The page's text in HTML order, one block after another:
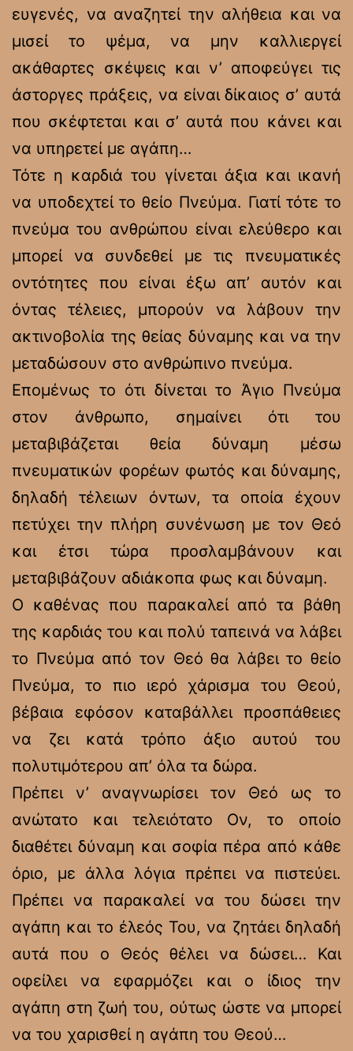
ευγενές, να αναζητεί την αλήθεια και να
μισεί το ψέμα, να μην καλλιεργεί
ακάθαρτες σκέψεις και ν’ αποφεύγει τις
άστοργες πράξεις, να είναι δίκαιος σ’ αυτά
που σκέφτεται και σ’ αυτά που κάνει και
να υπηρετεί με αγάπη…
Τότε η καρδιά του γίνεται άξια και ικανή
να υποδεχτεί το θείο Πνεύμα. Γιατί τότε το
πνεύμα του ανθρώπου είναι ελεύθερο και
μπορεί να συνδεθεί με τις πνευματικές
οντότητες που είναι έξω απ’ αυτόν και
όντας τέλειες, μπορούν να λάβουν την
ακτινοβολία της θείας δύναμης και να την
μεταδώσουν στο ανθρώπινο πνεύμα.
Επομένως το ότι δίνεται το Άγιο Πνεύμα
στον άνθρωπο, σημαίνει ότι του
μεταβιβάζεται θεία δύναμη μέσω
πνευματικών φορέων φωτός και δύναμης,
δηλαδή τέλειων όντων, τα οποία έχουν
πετύχει την πλήρη συνένωση με τον Θεό
και έτσι τώρα προσλαμβάνουν και
μεταβιβάζουν αδιάκοπα φως και δύναμη.
Ο καθένας που παρακαλεί από τα βάθη
της καρδιάς του και πολύ ταπεινά να λάβει
το Πνεύμα από τον Θεό θα λάβει το θείο
Πνεύμα, το πιο ιερό χάρισμα του Θεού,
βέβαια εφόσον καταβάλλει προσπάθειες
να ζει κατά τρόπο άξιο αυτού του
πολυτιμότερου απ’ όλα τα δώρα.
Πρέπει ν’ αναγνωρίσει τον Θεό ως το
ανώτατο και τελειότατο Ον, το οποίο
διαθέτει δύναμη και σοφία πέρα από κάθε
όριο, με άλλα λόγια πρέπει να πιστεύει.
Πρέπει να παρακαλεί να του δώσει την
αγάπη και το έλεός Του, να ζητάει δηλαδή
αυτά που ο Θεός θέλει να δώσει… Και
οφείλει να εφαρμόζει και ο ίδιος την
αγάπη στη ζωή του, ούτως ώστε να μπορεί
να του χαρισθεί η αγάπη του Θεού…